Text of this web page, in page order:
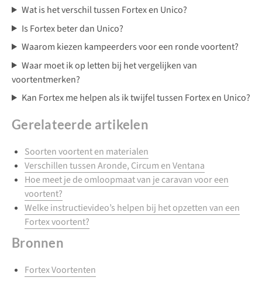
Wat is het verschil tussen Fortex en Unico?
Is Fortex beter dan Unico?
Waarom kiezen kampeerders voor een ronde voortent?
Waar moet ik op letten bij het vergelijken van
voortentmerken?
Kan Fortex me helpen als ik twijfel tussen Fortex en Unico?
Gerelateerde artikelen
Soorten voortent en materialen
Verschillen tussen Aronde, Circum en Ventana
Hoe meet je de omloopmaat van je caravan voor een
voortent?
Welke instructievideo’s helpen bij het opzetten van een
Fortex voortent?
Bronnen
Fortex Voortenten